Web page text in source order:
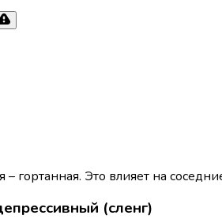
– гортанная. Это влияет на
(сленг)